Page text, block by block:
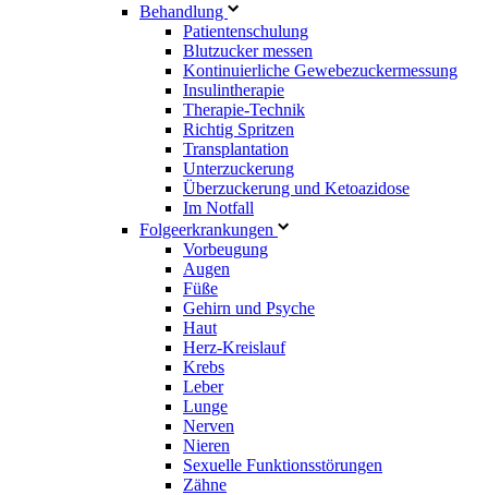
Behandlung
Patientenschulung
Blutzucker messen
Kontinuierliche Gewebezuckermessung
Insulintherapie
Therapie-Technik
Richtig Spritzen
Transplantation
Unterzuckerung
Überzuckerung und Ketoazidose
Im Notfall
Folgeerkrankungen
Vorbeugung
Augen
Füße
Gehirn und Psyche
Haut
Herz-Kreislauf
Krebs
Leber
Lunge
Nerven
Nieren
Sexuelle Funktionsstörungen
Zähne